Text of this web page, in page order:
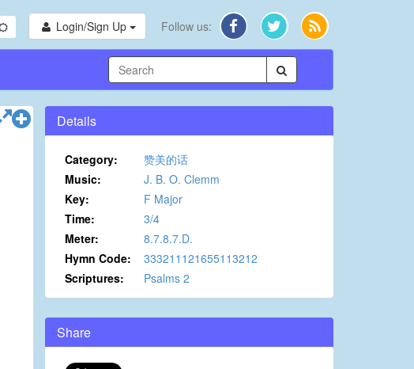
Login/Sign Up Follow us:
Details
Category:
赞美的话
Music:
J. B. O. Clemm
Key:
F Major
Time:
3/4
Meter:
8.7.8.7.D.
Hymn Code:
333211121655113212
Scriptures:
Psalms 2
Share